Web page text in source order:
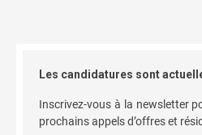
Les candidatures sont
Inscrivez-vous à la newsletter
prochains appels d’offres et